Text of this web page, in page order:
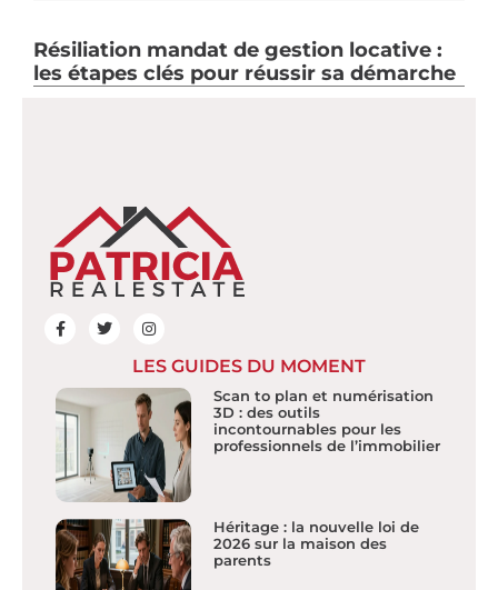
Résiliation mandat de gestion locative :
les étapes clés pour réussir sa démarche
LES GUIDES DU MOMENT
Scan to plan et numérisation
3D : des outils
incontournables pour les
professionnels de l’immobilier
Héritage : la nouvelle loi de
2026 sur la maison des
parents